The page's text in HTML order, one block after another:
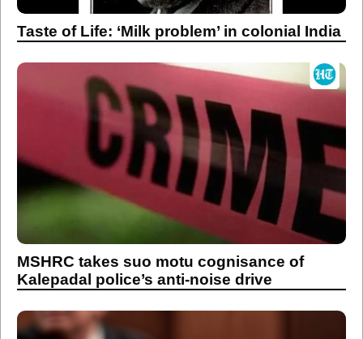
Taste of Life: ‘Milk problem’ in colonial India
MSHRC takes suo motu cognisance of
Kalepadal police’s anti-noise drive